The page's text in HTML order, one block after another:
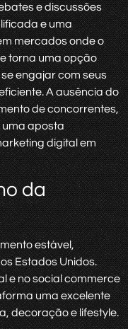
e discussões
e uma
mercados onde o
torna uma opção
engajar com seus
A ausência do
de concorrentes,
uma aposta
digital em
da
estável,
Estados Unidos.
e no social commerce
uma excelente
decoração e lifestyle.